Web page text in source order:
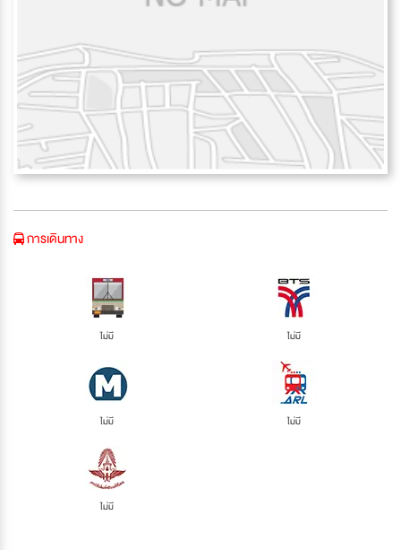
การเดินทาง
ไม่มี ไม่มี
ไม่มี ไม่มี
ไม่มี